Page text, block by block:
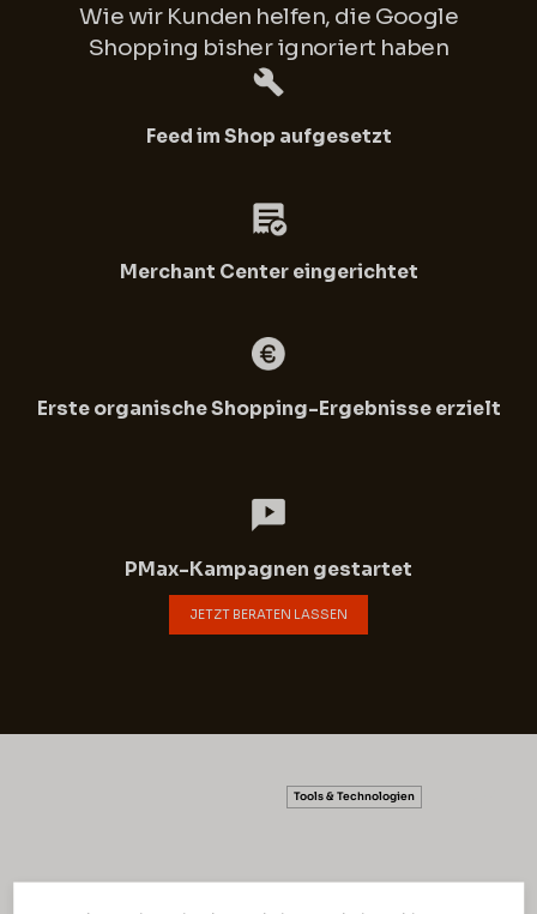
Wie wir Kunden helfen, die Google
Shopping bisher ignoriert haben
Feed im Shop aufgesetzt
Merchant Center eingerichtet
Erste organische Shopping-Ergebnisse erzielt
PMax-Kampagnen gestartet
JETZT BERATEN LASSEN
Tools & Technologien